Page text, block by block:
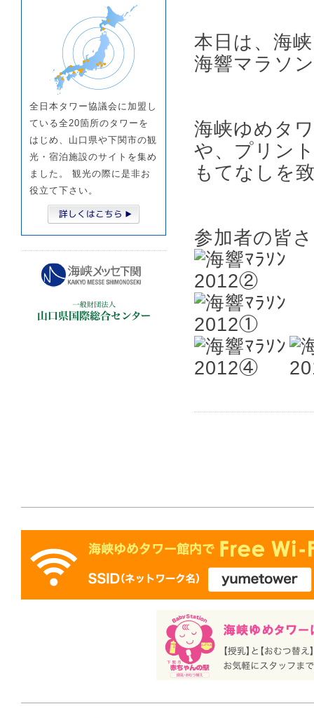
全日本タワー協議会に加盟し
ている全20箇所のタワーを
はじめ、山口県や下関市の観
光・宿泊施設のサイトを集め
ました。 観光の際に是非お
役立て下さい。
本日は、海
海響マラソ
海峡ゆめタ
や、プリン
もてなしを
参加者の皆